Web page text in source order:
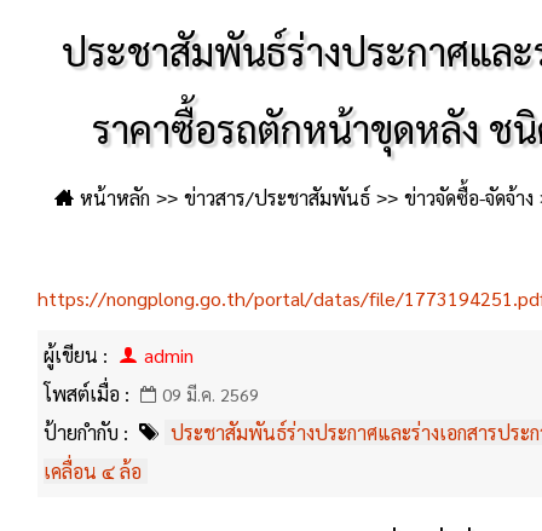
ประชาสัมพันธ์ร่างประกาศและ
ราคาซื้อรถตักหน้าขุดหลัง ช
หน้าหลัก ข่าวสาร/ประชาสัมพันธ์
ข่าวจัดซื้อ-จัดจ้าง
https://nongplong.go.th/portal/datas/file/
ผู้เขียน :
admin
โพสต์เมื่อ :
09 มี.ค. 2569
ป้ายกำกับ :
ประชาสัมพันธ์ร่างประกาศและร่างเอกสารปร
เคลื่อน ๔ ล้อ